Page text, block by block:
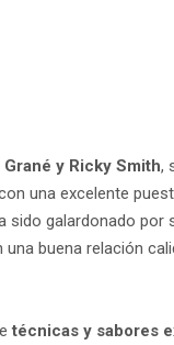
Grané y Ricky Smith,
una excelente
sido galardonado por
buena relación
técnicas y sabores